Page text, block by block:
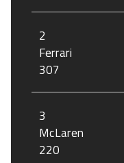
2
Ferrari
307
3
McLaren
220